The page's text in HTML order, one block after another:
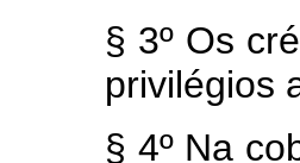
§ 3º Os
privilégios
§ 4º Na